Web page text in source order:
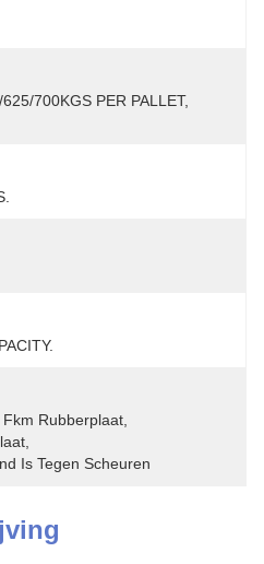
700KGS PER PALLET,
Rubberplaat
Is Tegen Scheuren